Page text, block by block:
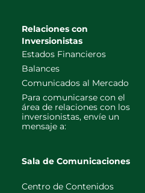
Relaciones con
Inversionistas
Estados Financieros
Balances
Comunicados al Mercado
Para comunicarse con el
área de relaciones con los
inversionistas, envíe un
mensaje a:
Sala de Comunicaciones
Centro de Contenidos